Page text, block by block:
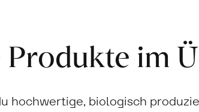
Produkte im
hochwertige, biologisch